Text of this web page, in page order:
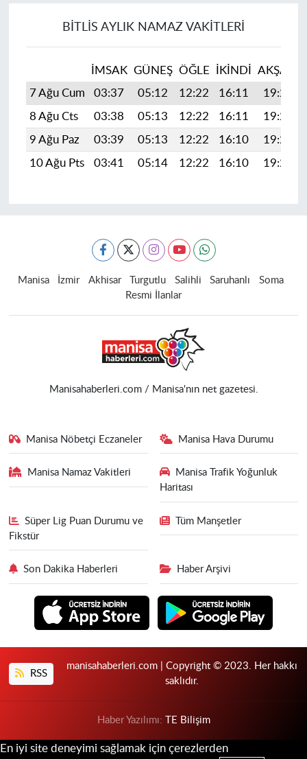
BITLIS AYLIK NAMAZ VAKITLERI
İMSAK GÜNEŞ ÖĞLE İKINDI AKŞAM
7 Ağu Cum
03:37 05:12 12:22 16:11 19:23
8 Ağu Cts
03:38 05:13 12:22 16:11 19:22
9 Ağu Paz
03:39 05:13 12:22 16:10 19:21
10 Ağu Pts
03:41 05:14 12:22 16:10 19:20
Manisa İzmir Akhisar Turgutlu Salihli Saruhanlı
Soma
Resmi İlanlar
Manisahaberleri.com / Manisa'nın net gazetesi.
Manisa Nöbetçi Eczaneler Manisa Hava Durumu
Manisa Namaz Vakitleri
Manisa Trafik Yoğunluk
Haritası
Süper Lig Puan Durumu ve
Fikstür
Tüm Manşetler
Son Dakika Haberleri Haber Arşivi
RSS
manisahaberleri.com | Copyright © 2023. Her hakkı
saklıdır.
Haber Yazılımı: TE Bilişim
En iyi site deneyimi sağlamak için çerezlerden